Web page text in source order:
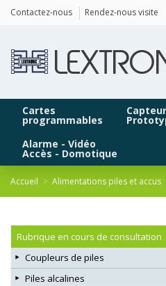
Contactez-nous Rendez-nous visite
Cartes
programmables
Alarme - Vidéo
Accès - Domotique
Accueil Alimentations piles et accus
Rubrique en cours de consultation
Coupleurs de piles
Piles alcalines
Panneau de gestion des cookies